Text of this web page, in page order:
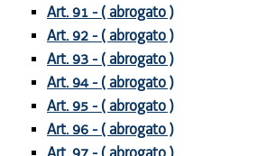
Art. 91 - ( abrogato )
Art. 92 - ( abrogato )
Art. 93 - ( abrogato )
Art. 94 - ( abrogato )
Art. 95 - ( abrogato )
Art. 96 - ( abrogato )